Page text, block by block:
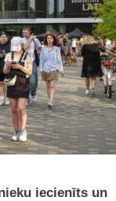
iecienīts un